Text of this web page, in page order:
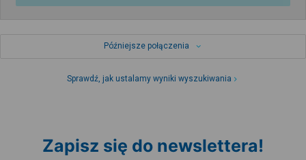
Późniejsze połączenia
Sprawdź, jak ustalamy wyniki wyszukiwania
Zapisz się do newslettera!